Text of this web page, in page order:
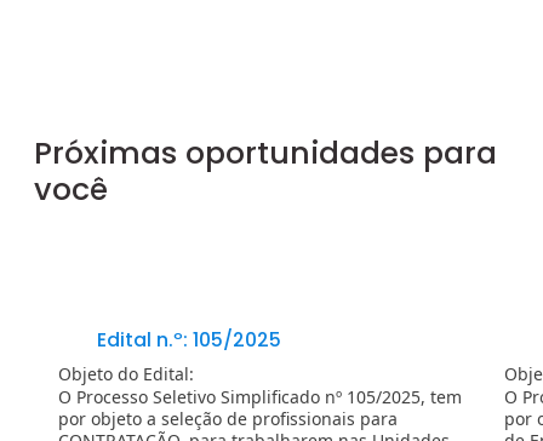
Próximas oportunidades para
você
Edital n.º: 105/2025
Objeto do Edital:
O Processo Seletivo Simplificado nº 105/2025, tem
por objeto a seleção de profissionais para
O
por